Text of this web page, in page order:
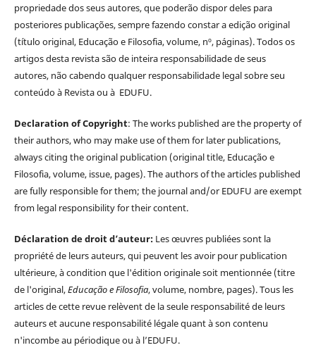
propriedade dos seus autores, que poderão dispor deles para
posteriores publicações, sempre fazendo constar a edição original
(título original, Educação e Filosofia, volume, nº, páginas). Todos os
artigos desta revista são de inteira responsabilidade de seus
autores, não cabendo qualquer responsabilidade legal sobre seu
conteúdo à Revista ou à EDUFU.
Declaration of Copyright: The works published are the property of
their authors, who may make use of them for later publications,
always citing the original publication (original title, Educação e
Filosofia, volume, issue, pages). The authors of the articles published
are fully responsible for them; the journal and/or EDUFU are exempt
from legal responsibility for their content.
Déclaration de droit d’auteur: Les œuvres publiées sont la
propriété de leurs auteurs, qui peuvent les avoir pour publication
ultérieure, à condition que l'édition originale soit mentionnée (titre
de l'original,Educação e Filosofia, volume, nombre, pages). Tous les
articles de cette revue relèvent de la seule responsabilité de leurs
auteurs et aucune responsabilité légale quant à son contenu
n'incombe au périodique ou à l’EDUFU.